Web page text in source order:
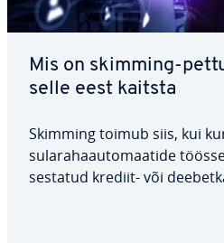
Mis on skimming-
selle eest kaitsta
Skimming toimub siis, kui
su­la­ra­ha­au­to­maa­tide
ses­ta­tud krediit- või